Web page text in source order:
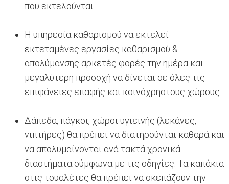
που εκτελούνται.
Η υπηρεσία καθαρισμού να εκτελεί
εκτεταμένες εργασίες καθαρισμού &
απολύμανσης αρκετές φορές την ημέρα και
μεγαλύτερη προσοχή να δίνεται σε όλες τις
επιφάνειες επαφής και κοινόχρηστους χώρους.
Δάπεδα, πάγκοι, χώροι υγιεινής (λεκάνες,
νιπτήρες) θα πρέπει να διατηρούνται καθαρά και
να απολυμαίνονται ανά τακτά χρονικά
διαστήματα σύμφωνα με τις οδηγίες. Τα καπάκια
στις τουαλέτες θα πρέπει να σκεπάζουν την